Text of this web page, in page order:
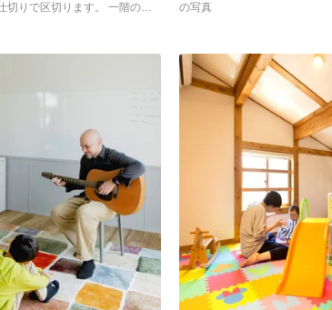
切りで区切ります。 一階の廊
の写真